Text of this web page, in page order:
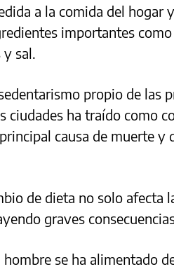
a la comida del hogar
importantes
y sal.
propio de las
ciudades ha traído como
causa de muerte y
de dieta no solo afecta
graves
se ha alimentado